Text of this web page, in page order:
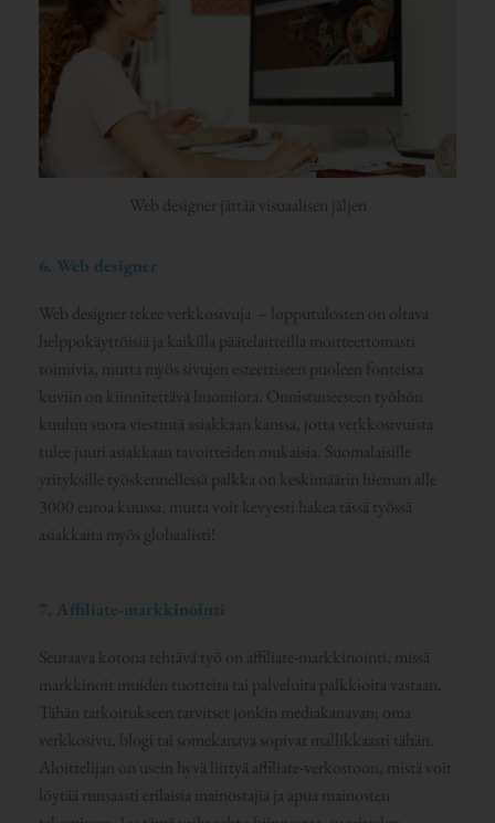
Web designer jättää visuaalisen jäljen
6. Web designer
Web designer tekee verkkosivuja – lopputulosten on oltava
helppokäyttöisiä ja kaikilla päätelaitteilla moitteettomasti
toimivia, mutta myös sivujen esteettiseen puoleen fonteista
kuviin on kiinnitettävä huomiota. Onnistuneeseen työhön
kuuluu suora viestintä asiakkaan kanssa, jotta verkkosivuista
tulee juuri asiakkaan tavoitteiden mukaisia. Suomalaisille
yrityksille työskennellessä palkka on keskimäärin hieman alle
3000 euroa kuussa, mutta voit kevyesti hakea tässä työssä
asiakkaita myös globaalisti!
7. Affiliate-markkinointi
Seuraava kotona tehtävä työ on affiliate-markkinointi, missä
markkinoit muiden tuotteita tai palveluita palkkioita vastaan.
Tähän tarkoitukseen tarvitset jonkin mediakanavan; oma
verkkosivu, blogi tai somekanava sopivat mallikkaasti tähän.
Aloittelijan on usein hyvä liittyä affiliate-verkostoon, mistä voit
löytää runsaasti erilaisia mainostajia ja apua mainosten